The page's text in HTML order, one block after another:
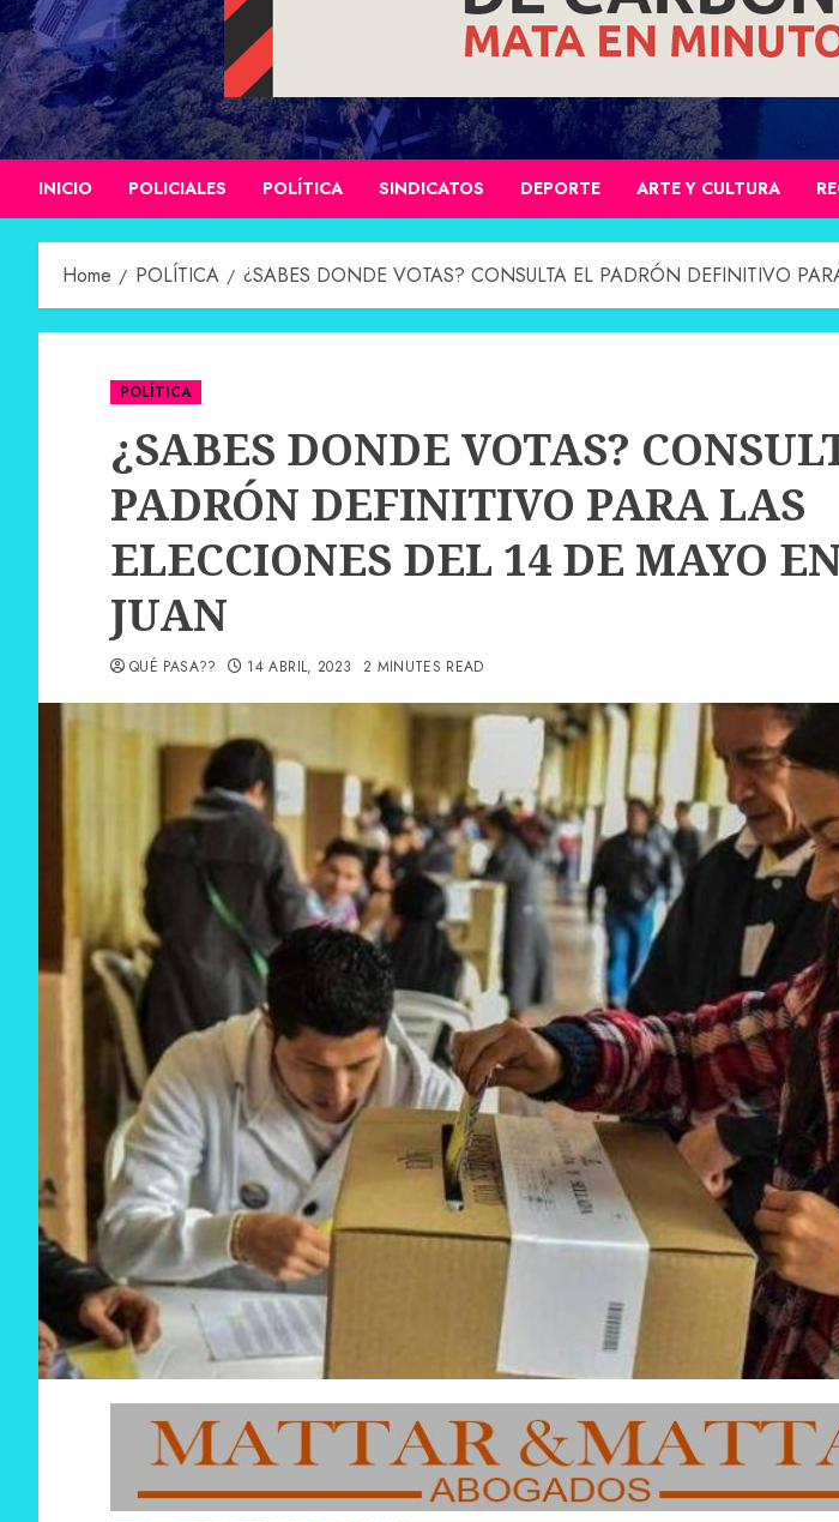
INICIO POLICIALES POLÍTICA SINDICATOS DEPORTE ARTE Y CULTURA
Home POLÍTICA ¿SABES DONDE VOTAS? CONSULTA EL PADRÓN DEFINITIVO
POLÍTICA
¿SABES DONDE VOTAS?
PADRÓN DEFINITIVO PARA LAS
ELECCIONES DEL 14 DE MAYO
JUAN
QUÉ PASA?? 14 ABRIL, 2023 2 MINUTES READ